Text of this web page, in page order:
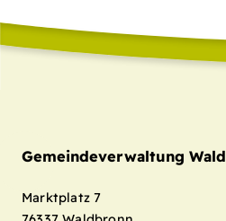
Gemeindeverwaltung
Marktplatz 7